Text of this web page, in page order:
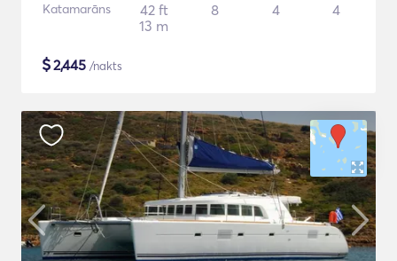
Katamarāns
42 ft
13 m
8 4 4
$2,445 /nakts